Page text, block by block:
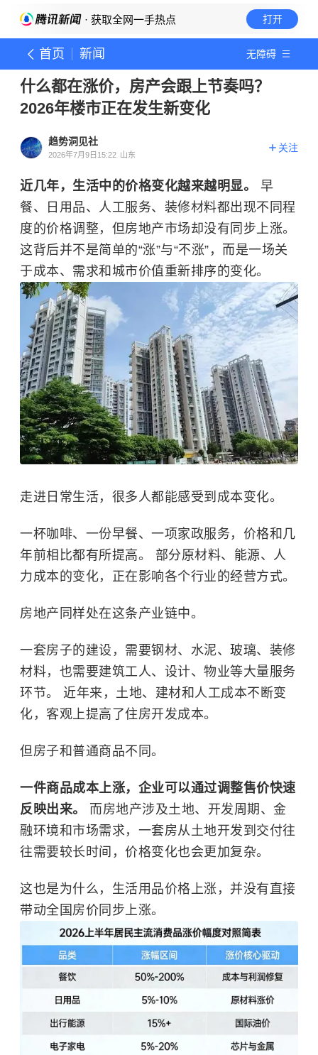
· 获取全网一手热点 打开
首页 新闻 无障碍
什么都在涨价，房产会跟上节奏吗？
2026年楼市正在发生新变化
趋势洞见社
2026年7月9日15:22 山东
关注
近几年，生活中的价格变化越来越明显。 早
餐、日用品、人工服务、装修材料都出现不同程
度的价格调整，但房地产市场却没有同步上涨。
这背后并不是简单的“涨”与“不涨”，而是一场关
于成本、需求和城市价值重新排序的变化。
走进日常生活，很多人都能感受到成本变化。
一杯咖啡、一份早餐、一项家政服务，价格和几
年前相比都有所提高。 部分原材料、能源、人
力成本的变化，正在影响各个行业的经营方式。
房地产同样处在这条产业链中。
一套房子的建设，需要钢材、水泥、玻璃、装修
材料，也需要建筑工人、设计、物业等大量服务
环节。 近年来，土地、建材和人工成本不断变
化，客观上提高了住房开发成本。
但房子和普通商品不同。
一件商品成本上涨，企业可以通过调整售价快速
反映出来。 而房地产涉及土地、开发周期、金
融环境和市场需求，一套房从土地开发到交付往
往需要较长时间，价格变化也会更加复杂。
这也是为什么，生活用品价格上涨，并没有直接
带动全国房价同步上涨。